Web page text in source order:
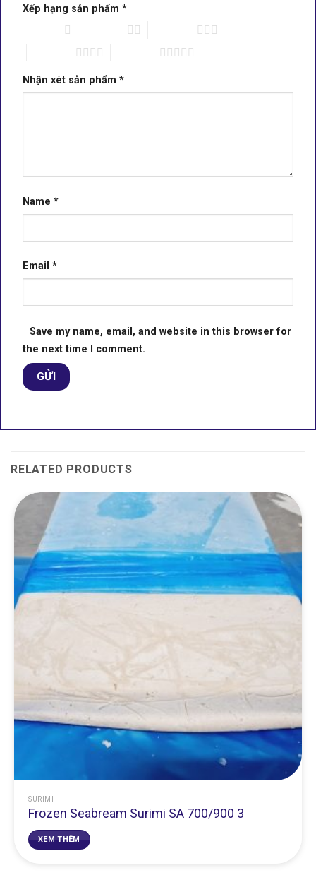
Xếp hạng sản phẩm *
Nhận xét sản phẩm *
Name *
Email *
Save my name, email, and website in this browser for
the next time I comment.
RELATED PRODUCTS
SURIMI
Frozen Seabream Surimi SA 700/900 3
XEM THÊM